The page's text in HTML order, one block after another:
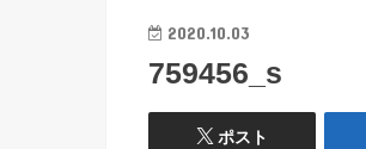
2020.10.03
759456_s
ポスト